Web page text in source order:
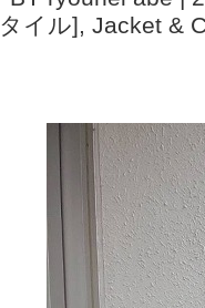
タイル], Jacket &